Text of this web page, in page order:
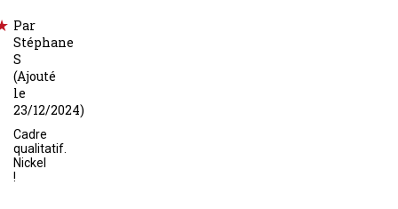
Par
Stéphane
S
(Ajouté
le
23/12/2024)
Cadre
qualitatif.
Nickel
!